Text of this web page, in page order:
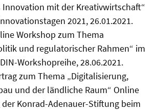
Innovation mit der Kreativwirtschaft“
2021, 26.01.2021.
Workshop zum Thema
und regulatorischer Rahmen“ im
Workshopreihe, 28.06.2021.
zum Thema „Digitalisierung,
und der ländliche Raum“ Online
Konrad-Adenauer-Stiftung beim